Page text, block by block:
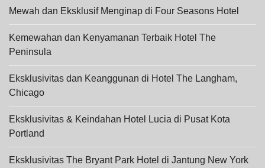
Mewah dan Eksklusif Menginap di Four Seasons Hotel
Kemewahan dan Kenyamanan Terbaik Hotel The
Peninsula
Eksklusivitas dan Keanggunan di Hotel The Langham,
Chicago
Eksklusivitas & Keindahan Hotel Lucia di Pusat Kota
Portland
Eksklusivitas The Bryant Park Hotel di Jantung New York